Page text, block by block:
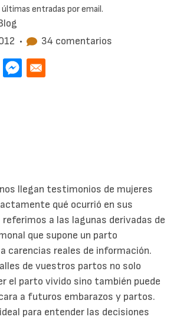
• 34 comentarios
llegan testimonios de mujeres
qué ocurrió en sus
referimos a las lagunas derivadas de
que supone un parto
carencias reales de información.
de vuestros partos no solo
el parto vivido sino también puede
a futuros embarazos y partos.
para entender las decisiones
últimas entradas por email.